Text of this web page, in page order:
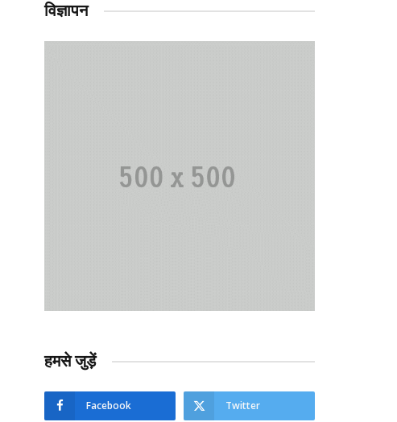
विज्ञापन
हमसे जुड़ें
Facebook Twitter